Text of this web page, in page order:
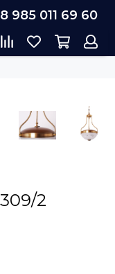
8 985 011 69 60
2